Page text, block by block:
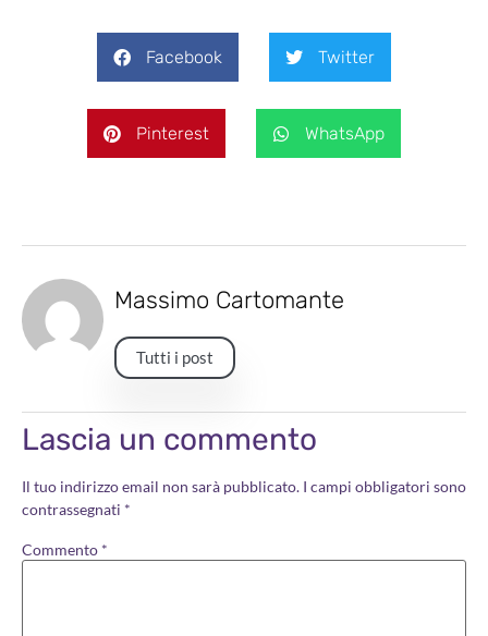
Facebook Twitter
Pinterest WhatsApp
Massimo Cartomante
Tutti i post
Lascia un commento
Il tuo indirizzo email non sarà pubblicato. I campi obbligatori sono
contrassegnati *
Commento *